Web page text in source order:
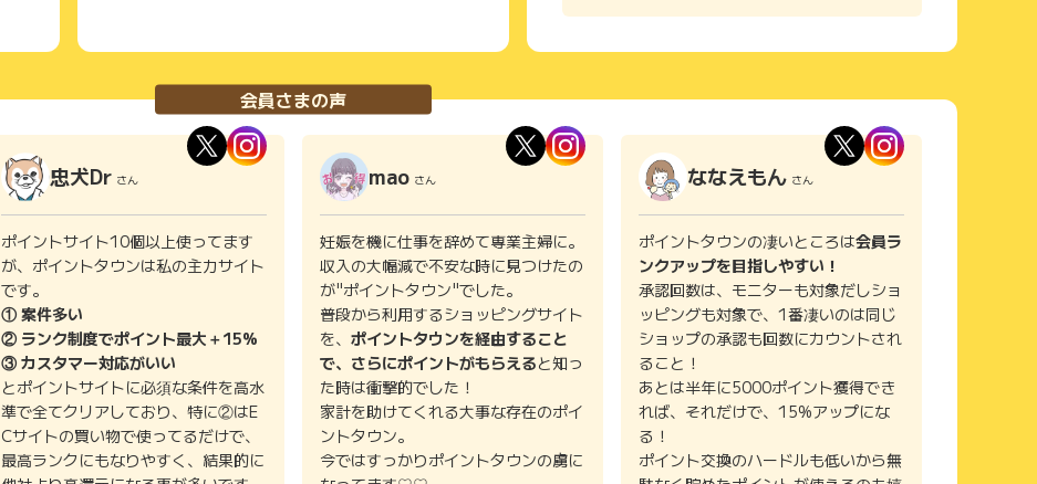
会員さまの声
忠犬Dr さん
ポイントサイト10個以上使ってます
が、ポイントタウンは私の主力サイト
です。
① 案件多い
② ランク制度でポイント最大＋15%
③ カスタマー対応がいい
とポイントサイトに必須な条件を高水
準で全てクリアしており、特に②はE
Cサイトの買い物で使ってるだけで、
最高ランクにもなりやすく、結果的に
mao さん
妊娠を機に仕事を辞めて専業主婦に。
収入の大幅減で不安な時に見つけたの
が"ポイントタウン"でした。
普段から利用するショッピングサイト
を、 ポイントタウンを経由すること
で、さらにポイントがもらえると知っ
た時は衝撃的でした！
家計を助けてくれる大事な存在のポイ
ントタウン。
今ではすっかりポイントタウンの虜に
ななえもん さん
ポイントタウンの凄いところは会員ラ
ンクアップを目指しやすい！
承認回数は、モニターも対象だしショ
ッピングも対象で、1番凄いのは同じ
ショップの承認も回数にカウントされ
ること！
あとは半年に5000ポイント獲得でき
れば、それだけで、15%アップにな
る！
ポイント交換のハードルも低いから無